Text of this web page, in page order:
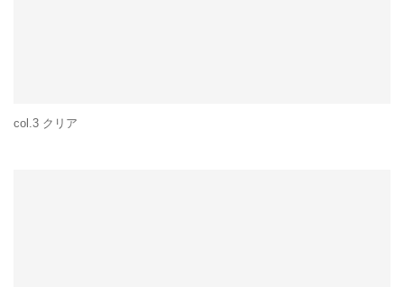
col.3 クリア